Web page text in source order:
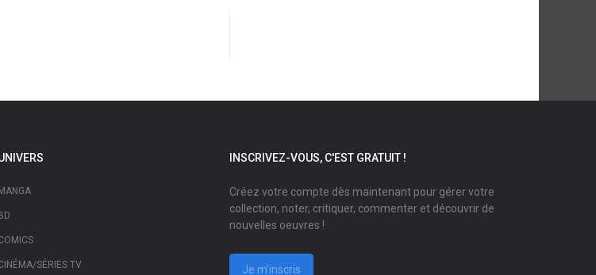
MANGA
BD
SÉRIES TV
INSCRIVEZ-VOUS, C'EST GRATUIT !
Créez votre compte dès maintenant pour gérer votre
collection, noter, critiquer, commenter et découvrir de
nouvelles oeuvres !
Je m'inscris